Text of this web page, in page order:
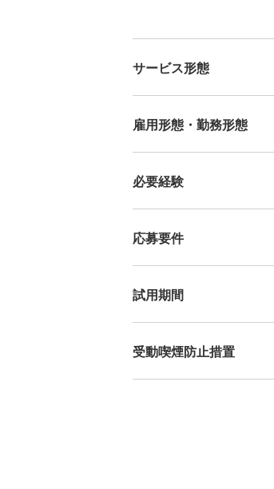
サービス形態
雇用形態・勤務形態
必要経験
応募要件
試用期間
受動喫煙防止措置